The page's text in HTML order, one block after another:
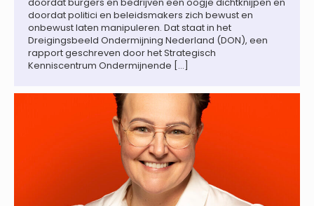
doordat politici en beleidsmakers zich bewust en
onbewust laten manipuleren. Dat staat in het
Dreigingsbeeld Ondermijning Nederland (DON), een
rapport geschreven door het Strategisch
Kenniscentrum Ondermijnende […]